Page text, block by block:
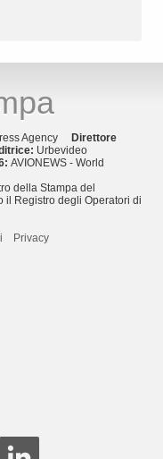
Agency Direttore
Urbevideo
AVIONEWS - World
della Stampa del
il Registro degli Operatori di
Privacy